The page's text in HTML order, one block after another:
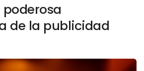
poderosa
de la publicidad